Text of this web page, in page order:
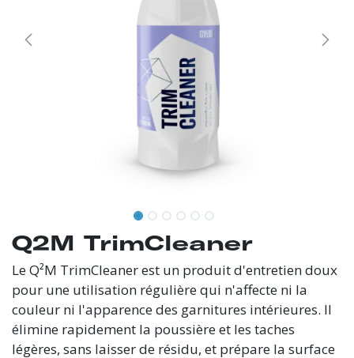
Q2M TrimCleaner
Le Q²M TrimCleaner est un produit d'entretien doux
pour une utilisation régulière qui n'affecte ni la
couleur ni l'apparence des garnitures intérieures. Il
élimine rapidement la poussière et les taches
légères, sans laisser de résidu, et prépare la surface